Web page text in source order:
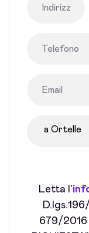
Letta l'
679/2016